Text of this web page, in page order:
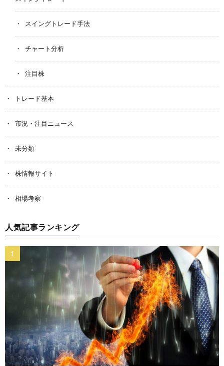
スイングトレード手法
チャート分析
注目株
トレード基本
市況・注目ニュース
未分類
株情報サイト
相場考察
人気記事ランキング